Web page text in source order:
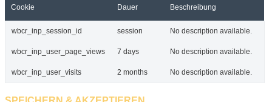
Cookie Dauer Beschreibung
wbcr_inp_session_id session No description available.
wbcr_inp_user_page_views 7 days No description available.
wbcr_inp_user_visits 2 months No description available.